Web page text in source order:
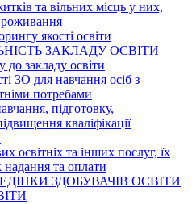
та вільних місць у них,
якості освіти
ЗАКЛАДУ ОСВІТИ
закладу освіти
ЗО для навчання осіб з
потребами
підготовку,
кваліфікації
освітніх та інших послуг, їх
надання та оплати
ЗДОБУВАЧІВ ОСВІТИ